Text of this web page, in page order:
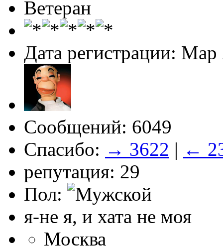
Ветеран
Дата регистрации: Мар
Сообщений: 6049
Спасибо: → 3622 | ←
репутация: 29
Пол:
я-не я, и хата не моя
Москва